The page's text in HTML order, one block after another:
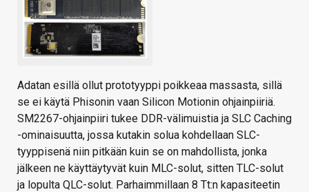
Adatan esillä ollut prototyyppi poikkeaa massasta, sillä
se ei käytä Phisonin vaan Silicon Motionin ohjainpiiriä.
SM2267-ohjainpiiri tukee DDR-välimuistia ja SLC Caching
-ominaisuutta, jossa kutakin solua kohdellaan SLC-
tyyppisenä niin pitkään kuin se on mahdollista, jonka
jälkeen ne käyttäytyvät kuin MLC-solut, sitten TLC-solut
ja lopulta QLC-solut. Parhaimmillaan 8 Tt:n kapasiteetin